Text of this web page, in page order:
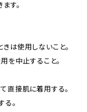
す。
は使用しないこと。
を中止すること。
直接肌に着用する。
。